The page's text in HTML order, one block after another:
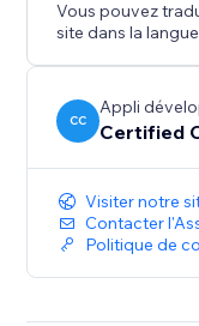
Vous pouvez
site dans la
CC
Appli
Certified
Visiter notre
Contacter
Politique de